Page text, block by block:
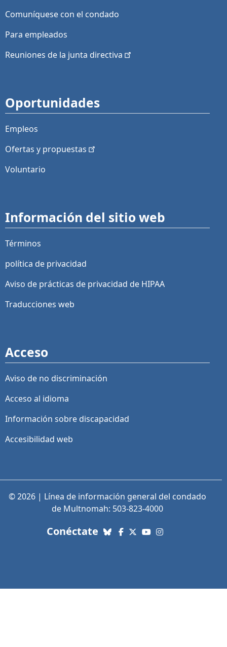
Comuníquese con el condado
Para empleados
Reuniones de la junta directiva
Oportunidades
Empleos
Ofertas y propuestas
Voluntario
Información del sitio web
Términos
política de privacidad
Aviso de prácticas de privacidad de HIPAA
Traducciones web
Acceso
Aviso de no discriminación
Acceso al idioma
Información sobre discapacidad
Accesibilidad web
© 2026 | Línea de información general del condado
de Multnomah: 503-823-4000
Conéctate con nosotros. Enlaces a
Bluesky
Facebook
X (Twitter)
YouTube
Instagram